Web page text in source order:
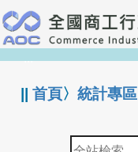
跳
到
主
要
:::
||首頁〉統計專區
全